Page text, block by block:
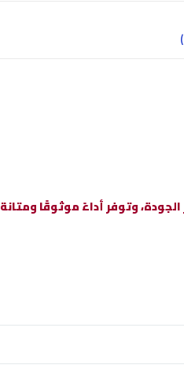
الجودة، وتوفر أداءً موثوقًا